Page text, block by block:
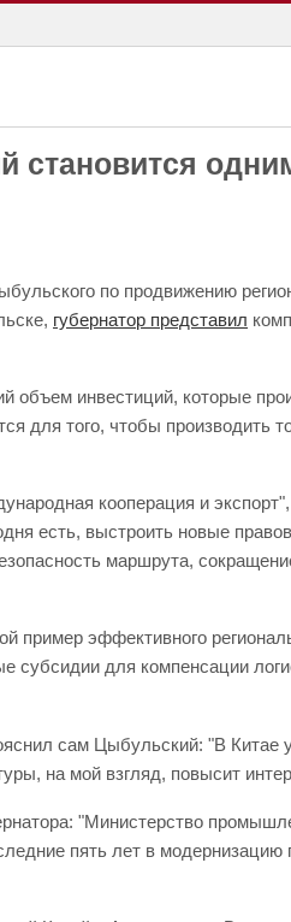
становится
по продвижению
губернатор представил
объем инвестиций, которые
для того, чтобы производить
кооперация и
есть, выстроить новые
маршрута,
пример эффективного
для компенсации
сам Цыбульский: "В
на мой взгляд, повысит
"Министерство
пять лет в